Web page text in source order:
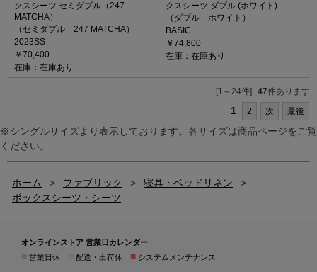
クスシーツ セミダブル（247
MATCHA）
（セミダブル 247 MATCHA）
2023SS
￥70,400
在庫：在庫あり
クスシーツ ダブル (ホワイト)
（ダブル ホワイト）
BASIC
￥74,800
在庫：在庫あり
[1～24件] 47件あります
1 2 次 最後
※シングルサイズより表示しております。各サイズは商品ページをご覧
ください。
ホーム > ファブリック > 寝具・ベッドリネン
>
ボックスシーツ・シーツ
オンラインストア 営業日カレンダー
営業日休 配送・出荷休 ■ システムメンテナンス